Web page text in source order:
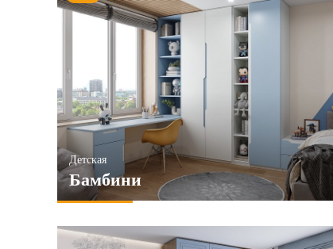
Детская
Бамбини